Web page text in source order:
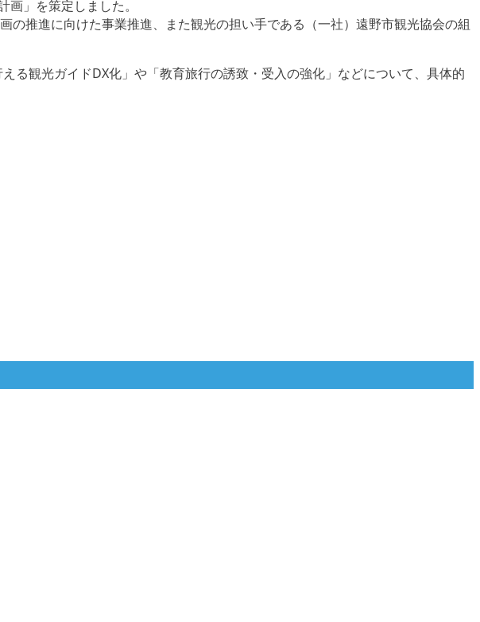
」を策定しました。
推進に向けた事業推進、また観光の担い手である（一社）遠野市観光協会の組
る観光ガイドDX化」や「教育旅行の誘致・受入の強化」などについて、具体的